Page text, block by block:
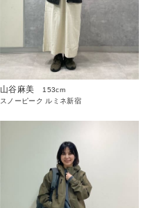
山谷麻美
153cm
スノーピーク ルミネ新宿